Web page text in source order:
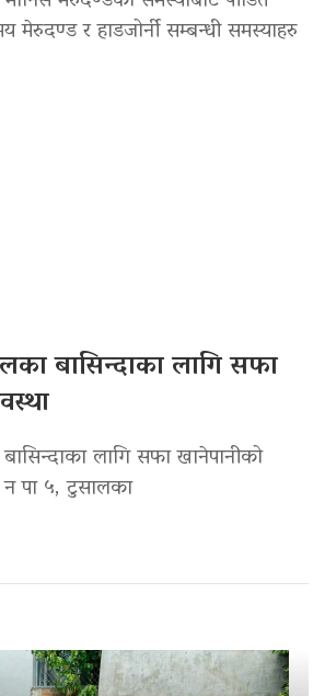
मेरुदण्ड र हाडजोर्नी सम्बन्धी समस्याहरु
बासिन्दाका लागि सफा
लागि सफा खानेपानीको
पा ५, टुसालका